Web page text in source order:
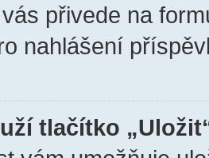
přivede na
nahlášení
tlačítko